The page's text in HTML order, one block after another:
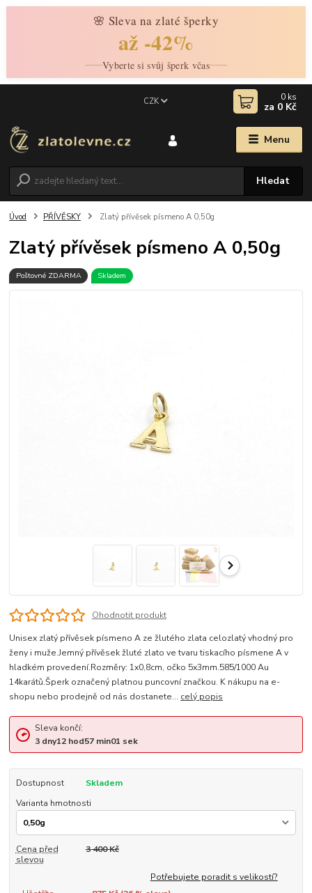
🌸 Sleva na zlaté šperky
až -42%
Vyberte si svůj šperk včas
Menu
CZK
Hledat
0 ks
za 0 Kč
Úvod PŘÍVĚSKY Zlatý přívěsek písmeno A 0,50g
Zlatý přívěsek písmeno A 0,50g
Poštovné ZDARMA Skladem
Ohodnotit produkt
Unisex zlatý přívěsek písmeno A ze žlutého zlata celozlatý vhodný pro
ženy i muže.Jemný přívěsek žluté zlato ve tvaru tiskacího písmene A v
hladkém provedení.Rozměry: 1x0,8cm, očko 5x3mm.585/1000 Au
14karátů.Šperk označený platnou puncovní značkou. K nákupu na e-
shopu nebo prodejně od nás dostanete... celý popis
Sleva končí:
3 dny12hod57min01 sek
Dostupnost
Skladem
Varianta hmotnosti
Cena před
slevou
3 400 Kč
Potřebujete poradit s velikostí?